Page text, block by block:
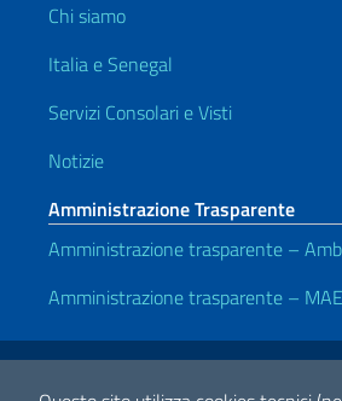
Chi siamo
Italia e Senegal
Servizi Consolari e Visti
Notizie
Amministrazione Trasparente
Amministrazione trasparente –
Amministrazione trasparente –
Link Utili